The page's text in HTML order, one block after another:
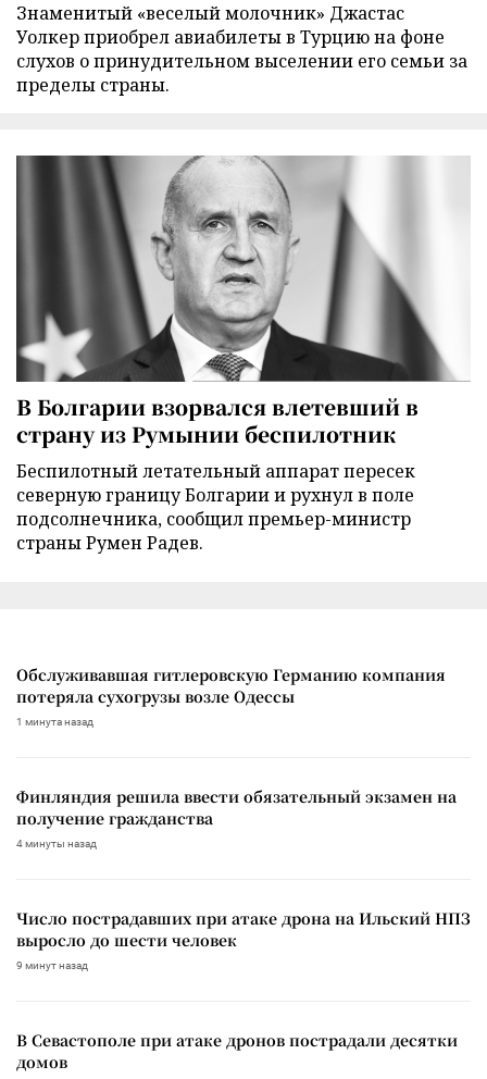
Знаменитый «веселый молочник» Джастас
Уолкер приобрел авиабилеты в Турцию на фоне
слухов о принудительном выселении его семьи за
пределы страны.
В Болгарии взорвался влетевший в
страну из Румынии беспилотник
Беспилотный летательный аппарат пересек
северную границу Болгарии и рухнул в поле
подсолнечника, сообщил премьер-министр
страны Румен Радев.
Обслуживавшая гитлеровскую Германию компания
потеряла сухогрузы возле Одессы
1 минута назад
Финляндия решила ввести обязательный экзамен на
получение гражданства
4 минуты назад
Число пострадавших при атаке дрона на Ильский НПЗ
выросло до шести человек
9 минут назад
В Севастополе при атаке дронов пострадали десятки
домов